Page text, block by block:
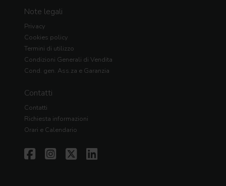
Note legali
Privacy
Cookies policy
Termini di utilizzo
Condizioni Generali di Vendita
Cond. gen. Ass.za e Garanzia
Contatti
Contatti
Richiesta informazioni
Orari e Calendario